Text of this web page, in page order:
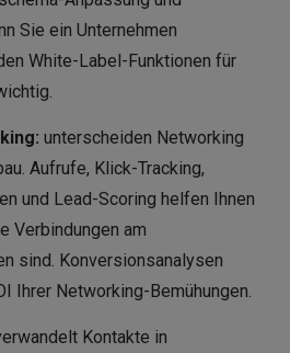
Sie ein Unternehmen
White-Label-Funktionen für
unterscheiden Networking
Aufrufe, Klick-Tracking,
und Lead-Scoring helfen Ihnen
Verbindungen am
sind. Konversionsanalysen
Ihrer Networking-Bemühungen.
Kontakte in